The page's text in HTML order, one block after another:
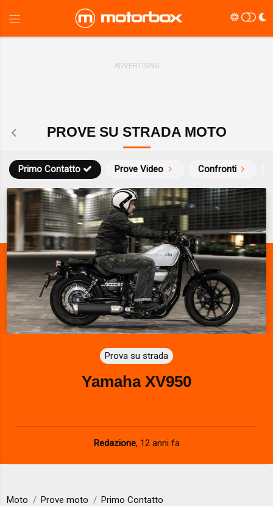
PROVE SU STRADA MOTO
Prove Video Confronti
Primo Contatto
Prova su strada
Yamaha XV950
Redazione, 12 anni fa
Moto Prove moto Primo Contatto